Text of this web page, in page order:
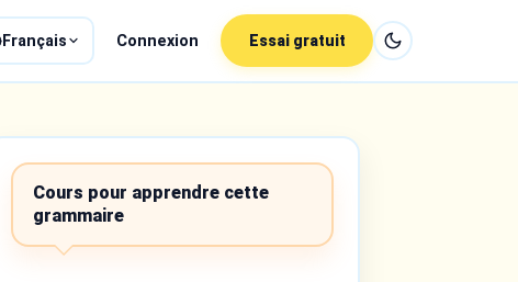
Français Connexion Essai gratuit
Cours pour apprendre cette
grammaire